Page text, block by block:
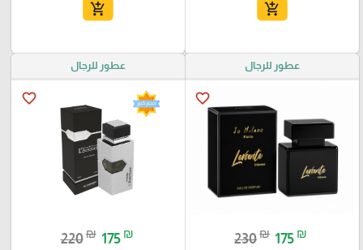
add_shopping_cart
add_shopping_cart
عطور للرجال
favorite_border
230₪ 175 ₪
عطور للرجال
favorite_border
220₪ 175 ₪